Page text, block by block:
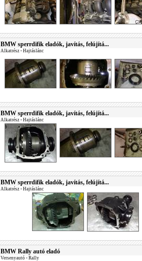
BMW sperrdifik eladók, javítás, felújítá...
Alkatrész • Hajtáslánc
BMW sperrdifik eladók, javítás, felújítá...
Alkatrész • Hajtáslánc
BMW sperrdifik eladók, javítás, felújítá...
Alkatrész • Hajtáslánc
BMW Rally autó eladó
Versenyautó • Rally